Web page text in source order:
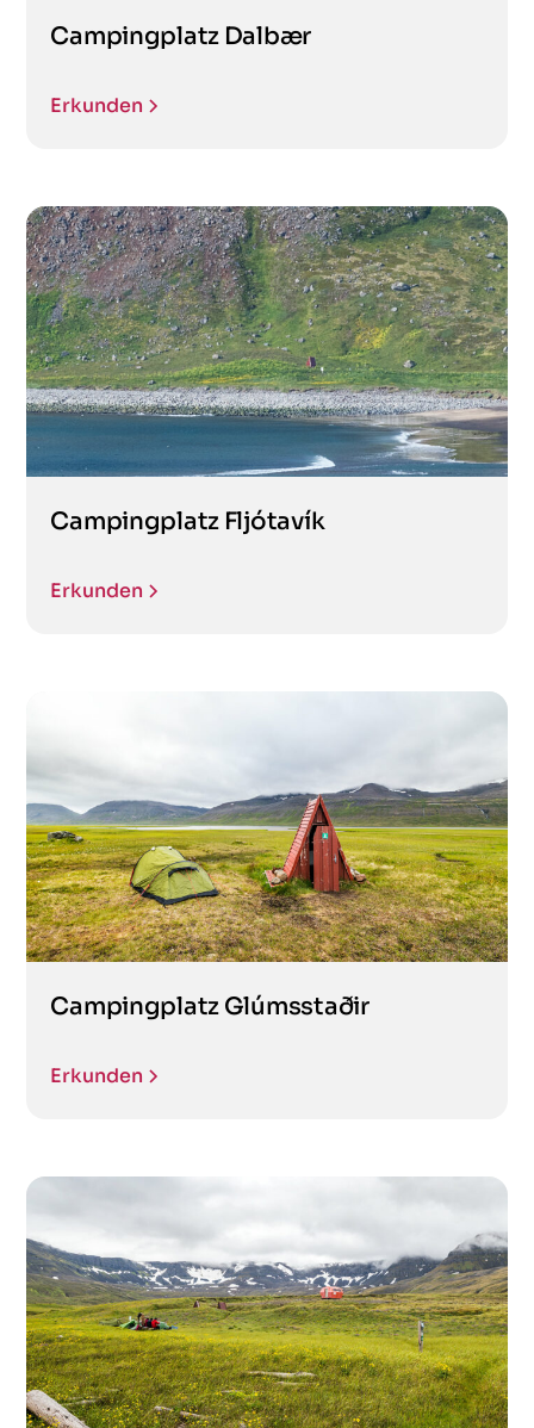
Campingplatz Dalbær
Erkunden
Campingplatz Fljótavík
Erkunden
Campingplatz Glúmsstaðir
Erkunden